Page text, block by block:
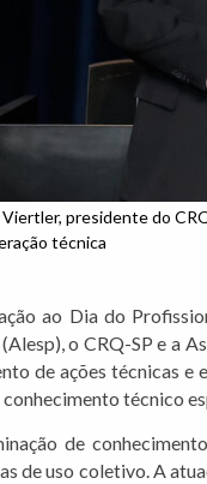
presidente do
técnica
ao Dia do
o CRQ-SP e a
de ações técnicas e
técnico
de
de uso coletivo. A